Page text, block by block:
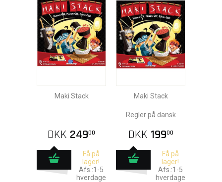
Maki Stack
DKK 24900
Få på
lager!
Afs.:1-5
hverdage
Maki Stack
Regler på dansk
DKK 19900
Få på
lager!
Afs.:1-5
hverdage